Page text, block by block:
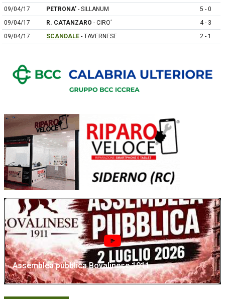
09/04/17 PETRONA’ - SILLANUM
5 - 0
09/04/17
R. CATANZARO - CIRO’
4 - 3
09/04/17
SCANDALE - TAVERNESE 2 - 1
Assemblea pubblica Bovalinese 1911